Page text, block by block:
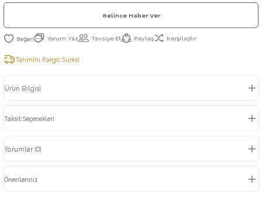
Gelince Haber Ver
Yorum Yaz Tavsiye Et Paylaş Karşılaştır
Tahmini Kargo Süresi :
Ürün Bilgisi
Taksit Seçenekleri
Yorumlar (0)
Önerileriniz